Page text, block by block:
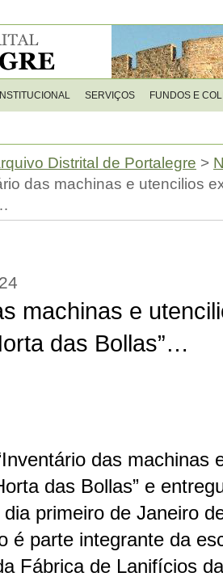
SERVIÇOS FUNDOS E
Distrital de Portalegre >
das machinas e utencilios
machinas e
das Bollas”…
das machinas
das Bollas” e
primeiro de Janeiro
é parte integrante da
Fábrica de Lanifícios